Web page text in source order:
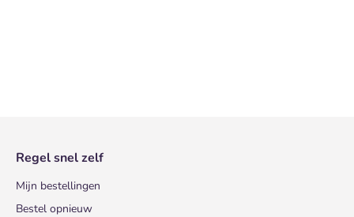
Regel snel zelf
Mijn bestellingen
Bestel opnieuw